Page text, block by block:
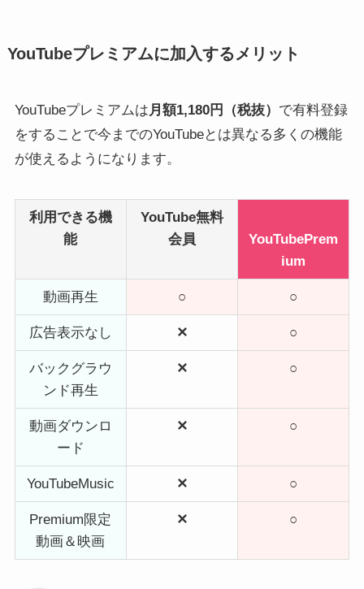
YouTubeプレミアムに加入するメリット
YouTubeプレミアムは 月額1,180円（税抜） で有料登録
をすることで今までのYouTubeとは異なる多くの機能
が使えるようになります。
利用できる機
能
YouTube無料
会員
YouTubePrem
ium
動画再生 ○ ○
広告表示なし ✕ ○
バックグラウ
ンド再生
✕ ○
動画ダウンロ
ード
✕ ○
YouTubeMusic ✕ ○
Premium限定
動画＆映画
✕ ○